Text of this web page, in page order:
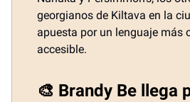
georgianos de Kiltava en la
apuesta por un lenguaje más
accesible.
🎨 Brandy Be llega